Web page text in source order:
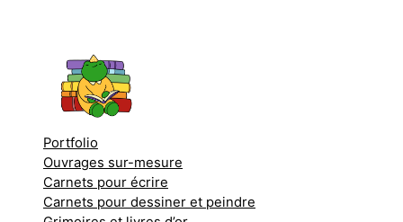
Portfolio
Ouvrages sur-mesure
Carnets pour écrire
Carnets pour dessiner et peindre